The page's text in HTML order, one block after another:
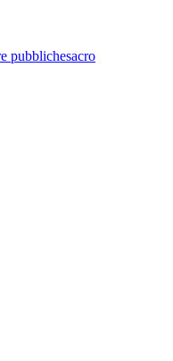
pubblichesacro